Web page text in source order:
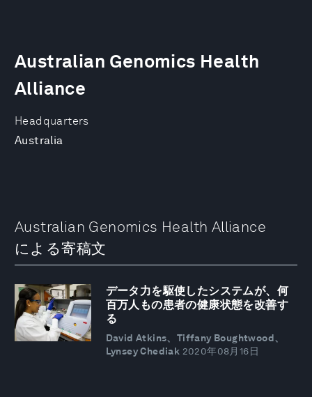
Headquarters
Australia
Australian Genomics Health
Alliance
Australian Genomics Health Alliance
による寄稿文
データ力を駆使したシステムが、何
百万人もの患者の健康状態を改善す
る
David Atkins、Tiffany Boughtwood、
Lynsey Chediak 2020年08月16日